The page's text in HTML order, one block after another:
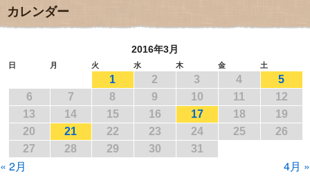
2017年9月
2017年8月
2017年5月
2017年3月(1)
2017年2月(1)
2017年1月(2)
2016年12月(4)
2016年11月(3)
2016年10月
カレンダー
2016年3月
日 月 火 水 木 金 土
1 2 3 4
5
6
7 8 9 10 11
12
13
14 15 16 17 18
19
20
21 22 23 24 25
26
27
28 29 30 31
« 2月 4月 »